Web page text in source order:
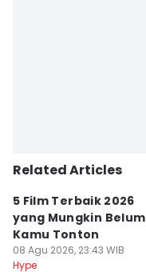
Related Articles
5 Film Terbaik 2026
yang Mungkin Belum
Kamu Tonton
08 Agu 2026, 23:43 WIB
Hype